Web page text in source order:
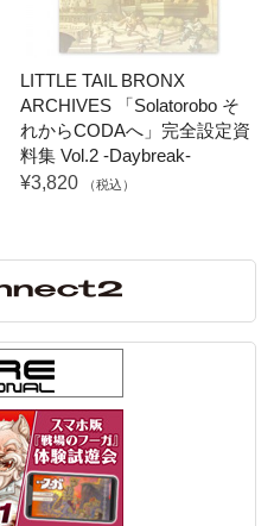
LITTLE TAIL BRONX
ARCHIVES 「Solatorobo そ
れからCODAへ」完全設定資
料集 Vol.2 -Daybreak-
¥3,820
（税込）